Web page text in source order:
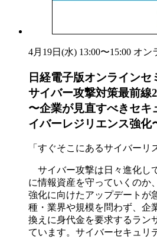
4月19日(水) 13:00〜15:00 オン
日経電子版オンラインセ
サイバー攻撃対策最前線
〜企業が見直すべきセキ
イバーレジリエンス強化
「すぐそこにあるサイバーリ
サイバー攻撃は日々進化し
に情報資産を守っていくのか
強化に向けたアップデートが
種・業界や規模を問わず、企
換えに身代金を要求するラン
ています。サイバーセキュリ